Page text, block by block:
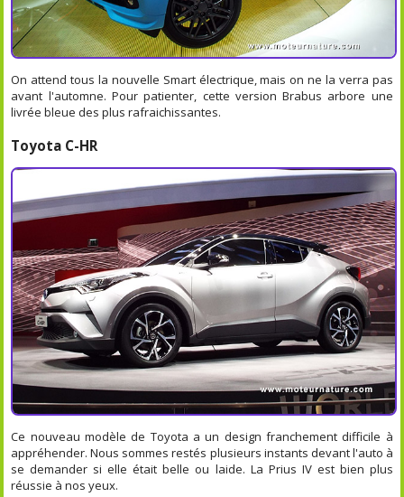
On attend tous la nouvelle Smart électrique, mais on ne la verra pas
avant l'automne. Pour patienter, cette version Brabus arbore une
livrée bleue des plus rafraichissantes.
Toyota C-HR
Ce nouveau modèle de Toyota a un design franchement difficile à
appréhender. Nous sommes restés plusieurs instants devant l'auto à
se demander si elle était belle ou laide. La Prius IV est bien plus
réussie à nos yeux.